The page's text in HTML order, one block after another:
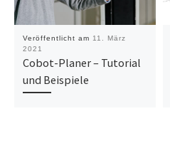
Veröffentlicht am 11. März
2021
Cobot-Planer – Tutorial
und Beispiele